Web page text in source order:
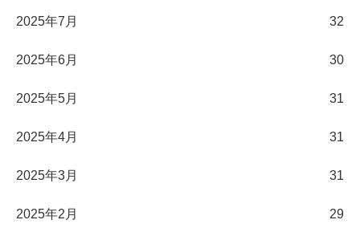
2025年7月 32
2025年6月 30
2025年5月 31
2025年4月 31
2025年3月 31
2025年2月 29